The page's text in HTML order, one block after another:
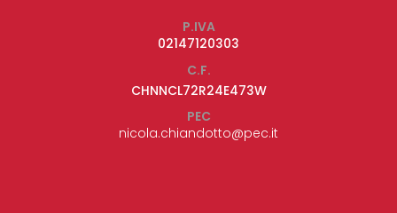
P.IVA
02147120303
C.F.
CHNNCL72R24E473W
PEC
nicola.chiandotto@pec.it